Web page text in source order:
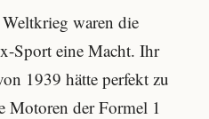
waren die
Sport eine Macht. Ihr
1939 hätte perfekt zu
Motoren der Formel 1